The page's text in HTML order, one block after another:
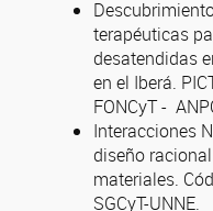
terapéuticas
desatendidas
en el Iberá.
FONCyT -
Interacciones
diseño
materiales.
SGCyT-UNNE.